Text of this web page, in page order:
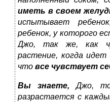
иметь в своем
испытывает
ребенок, у которого
Джо, так же, как
растение, когда
что все чувствует
Вы знаете, Джо,
разрастается с